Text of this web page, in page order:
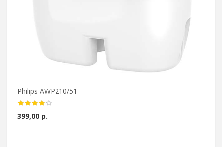
Philips AWP210/51
399,00 р.